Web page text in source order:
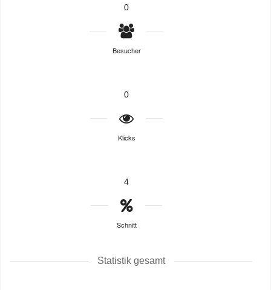
0
Besucher
0
Klicks
4
Schnitt
Statistik gesamt